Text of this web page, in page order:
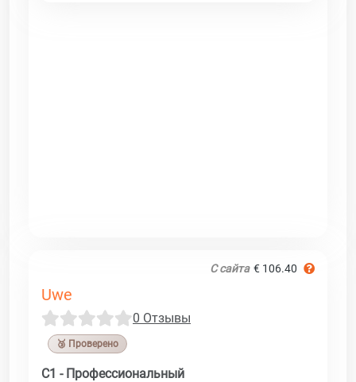
С сайта € 106.40
Uwe
0 Отзывы
🥉 Проверено
C1 - Профессиональный